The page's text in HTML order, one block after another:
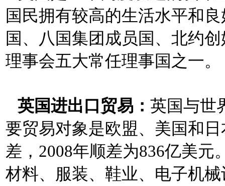
国民拥有较高的生活水平和
国、八国集团成员国、北约
理事会五大常任理事国之一。
英国进出口贸易： 英国与世
要贸易对象是欧盟、美国和
差，2008年顺差为836亿美
材料、服装、鞋业、电子机